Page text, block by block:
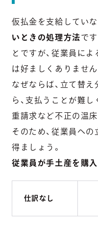
仮払金を支給していな
いときの処理方法で
とですが、従業員に
は好ましくありません
なぜならば、立て替
ら、支払うことが難
重請求など不正の温
そのため、従業員へ
得ましょう。
従業員が手土産を購
仕訳なし